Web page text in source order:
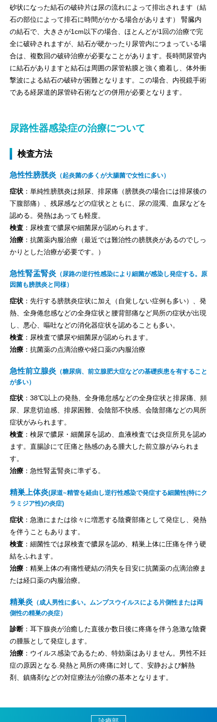
砂状になった結石の破砕片は尿の流れによって排出されます（結
石の部位によって排石に時間がかかる場合があります） 腎臓内
の結石で、大きさが1cm以下の場合、ほとんどが1回の治療で完
全に破砕されますが、結石が硬かったり尿管内につまっている場
合は、複数回の破砕治療が必要なことがあります。長時間尿管内
に結石がありますと結石は周囲の尿管粘膜と強く癒着し、体外衝
撃波による結石の破砕が困難となります。この場合、内視鏡手術
である経尿道的尿管砕石術などの併用が必要となります。
尿路性器感染症の治療について
検査方法
急性性膀胱炎 （起炎菌の多くが大腸菌で女性に多い）
症状 ：単純性膀胱炎は頻尿、排尿痛（膀胱炎の場合には排尿後の
下腹部痛）、残尿感などの症状とともに、尿の混濁、血尿などを
認める。発熱はあっても軽度。
検査 ：尿検査で膿尿や細菌尿が認められます。
治療 ：抗菌薬内服治療（最近では難治性の膀胱炎があるのでしっ
かりとした治療が必要です。）
急性腎盂腎炎 （尿路の逆行性感染により細菌が感染し発症する。原
因菌も膀胱炎と同様）
症状 ：先行する膀胱炎症状に加え（自覚しない症例も多い）、発
熱、全身倦怠感などの全身症状と腰背部痛など局所の症状が出現
し、悪心、嘔吐などの消化器症状を認めることも多い。
検査 ：尿検査で膿尿や細菌尿が認められます。
治療 ：抗菌薬の点滴治療や経口薬の内服治療
急性前立腺炎 （糖尿病、前立腺肥大症などの基礎疾患を有すること
が多い）
症状 ：38℃以上の発熱、全身倦怠感などの全身症状と排尿痛、頻
尿、尿意切迫感、排尿困難、会陰部不快感、会陰部痛などの局所
症状がみられます。
検査 ：検尿で膿尿・細菌尿を認め、血液検査では炎症所見を認め
ます。直腸診にて圧痛と熱感のある腫大した前立腺がみられま
す。
治療 ：急性腎盂腎炎に準ずる。
精巣上体炎(尿道~精管を経由し逆行性感染で発症する細菌性(特にク
ラミジア性)の炎症)
症状 ：急激にまたは徐々に増悪する陰嚢部痛として発症し、発熱
を伴うこともあります。
検査 ：細菌性では尿検査で膿尿を認め、精巣上体に圧痛を伴う硬
結をふれます。
治療 ：精巣上体の有痛性硬結の消失を目安に抗菌薬の点滴治療ま
たは経口薬の内服治療。
精巣炎 （成人男性に多い。ムンプスウイルスによる片側性または両
側性の精巣の炎症）
診断 ：耳下腺炎が治癒した直後か数日後に疼痛を伴う急激な陰嚢
の腫脹として発症します。
治療 ：ウイルス感染であるため、特効薬はありません。男性不妊
症の原因となる.発熱と局所の疼痛に対して、安静および解熱
剤、鎮痛剤などの対症療法が治療の基本となります。